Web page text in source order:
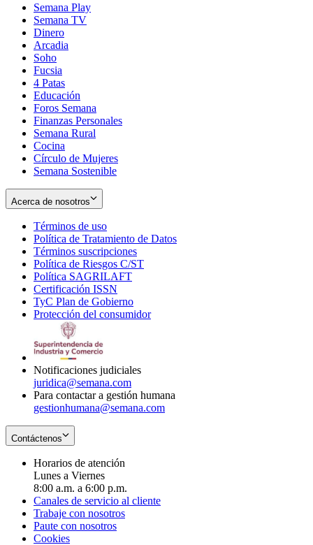
Semana Play
Semana TV
Dinero
Arcadia
Soho
in
new
window
Fucsia
in
new
window
4 Patas
Educación
Foros Semana
Finanzas Personales
Semana Rural
Cocina
Círculo de Mujeres
Semana Sostenible
Acerca de nosotros
Términos de uso
in
new
window
Política de Tratamiento de Datos
Términos suscripciones
in
Política de Riesgos C/ST
Política SAGRILAFT
new
window
Certificación ISSN
in
new
TyC Plan de Gobierno
in
Protección del consumidorOpens
Notificaciones judiciales
juridica@semana.com
Para contactar a gestión humana
gestionhumana@semana.com
Contáctenos
Horarios de atención
Lunes a Viernes
8:00 a.m. a 6:00 p.m.
Canales de servicio al cliente
Trabaje con nosotros
Paute con nosotros
Cookies